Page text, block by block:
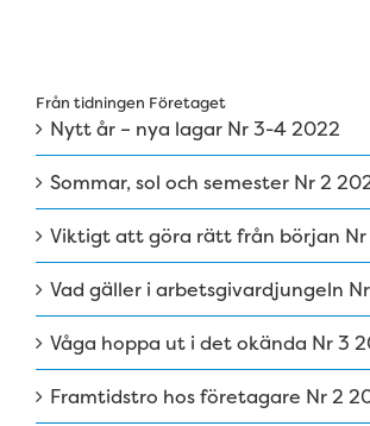
Från tidningen Företaget
Nytt år – nya lagar Nr 3-4 2022
Sommar, sol och semester Nr 2
Viktigt att göra rätt från början Nr
Vad gäller i arbetsgivardjungeln
Våga hoppa ut i det okända Nr 3
Framtidstro hos företagare Nr 2